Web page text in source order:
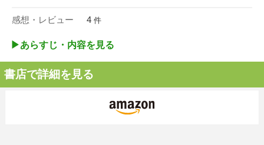
感想・レビュー 4 件
▶︎あらすじ・内容を見る
書店で詳細を見る